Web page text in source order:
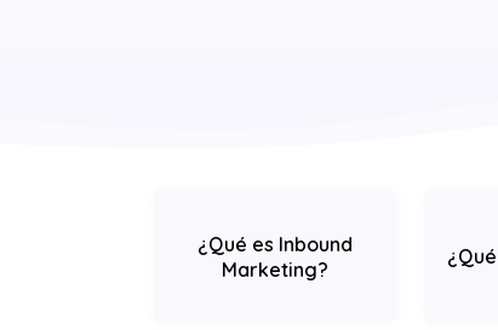
¿Qué es Inbound
Marketing?